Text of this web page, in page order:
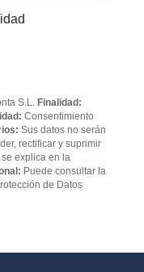
S.L. Finalidad:
Consentimiento
Sus datos no serán
rectificar y suprimir
explica en la
Puede consultar la
de Datos